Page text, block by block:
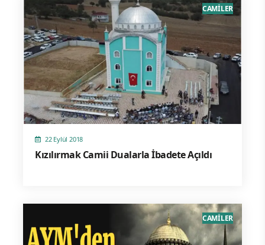
22 Eylül 2018
Kızılırmak Camii Dualarla İbadete Açıldı
CAMİLER
CAMİLER